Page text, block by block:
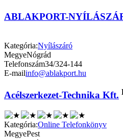
ABLAKPORT-
Kategória:Nyílászáró
MegyeNógrád
Telefonszám34/324-144
E-mailinfo@ablakport.hu
Acélszerkezet-Technika Kft.
Kategória:Online Telefonkönyv
MegyePest